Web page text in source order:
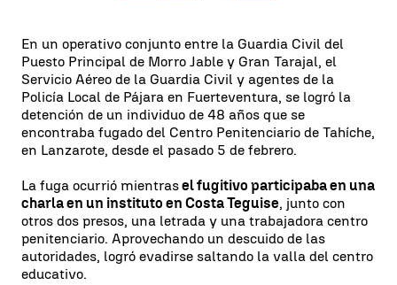
En un operativo conjunto entre la Guardia Civil del
Puesto Principal de Morro Jable y Gran Tarajal, el
Servicio Aéreo de la Guardia Civil y agentes de la
Policía Local de Pájara en Fuerteventura, se logró la
detención de un individuo de 48 años que se
encontraba fugado del Centro Penitenciario de Tahíche,
en Lanzarote, desde el pasado 5 de febrero.
La fuga ocurrió mientrasel fugitivo participaba en una
charla en un instituto en Costa Teguise, junto con
otros dos presos, una letrada y una trabajadora centro
penitenciario. Aprovechando un descuido de las
autoridades, logró evadirse saltando la valla del centro
educativo.